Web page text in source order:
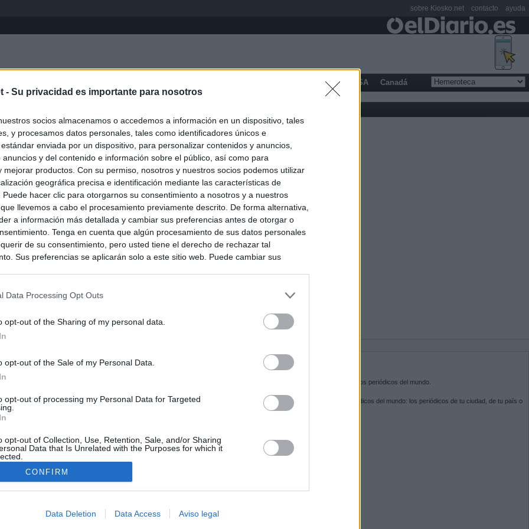
- Su privacidad es importante para nosotros
socios almacenamos o accedemos a información en un dispositivo, tales
y procesamos datos personales, tales como identificadores únicos e
enviada por un dispositivo, para personalizar contenidos y anuncios,
anuncios y del contenido e información sobre el público, así como para
mejorar productos. Con su permiso, nosotros y nuestros socios podemos utilizar
geográfica precisa e identificación mediante las características de
Puede hacer clic para otorgarnos su consentimiento a nosotros y a nuestros
llevemos a cabo el procesamiento previamente descrito. De forma alternativa,
a información más detallada y cambiar sus preferencias antes de otorgar o
Tenga en cuenta que algún procesamiento de sus datos personales
de su consentimiento, pero usted tiene el derecho de rechazar tal
Sus preferencias se aplicarán solo a este sitio web. Puede cambiar sus
Data Processing Opt Outs
opt-out of the Sharing of my personal data.
opt-out of the Sale of my Personal Data.
opt-out of processing my Personal Data for Targeted
opt-out of Collection, Use, Retention, Sale, and/or Sharing
Data that Is Unrelated with the Purposes for which it
CONFIRM
Data Deletion Data Access Aviso legal
Latinoamérica USA Canadá
controles a los viajeros procedentes de Italia tras el rechazo de
de la embestida de Meloni contra España por la crisis de Ceuta
en directo | Los primeros viajeros que llegan desde Italia
“Es ridículo que suceda esto”
que 70.000 personas se muevan sin que
SOBRE KIOSKO.NET
es la puerta de entrada a los periódicos del mundo.
Navega por las portadas de los periódicos del mundo: los periódicos de tu ciudad, de tu país o
del otro extremo del mundo.
sobre Kiosko.net contacto ayuda